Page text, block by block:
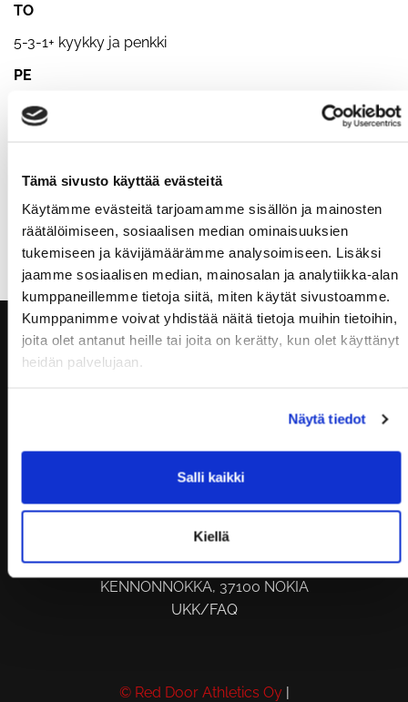
Tämä sivusto käyttää evästeitä
Käytämme evästeitä tarjoamamme sisällön ja mainosten
räätälöimiseen, sosiaalisen median ominaisuuksien
tukemiseen ja kävijämäärämme analysoimiseen. Lisäksi
jaamme sosiaalisen median, mainosalan ja analytiikka-alan
kumppaneillemme tietoja siitä, miten käytät sivustoamme.
Kumppanimme voivat yhdistää näitä tietoja muihin tietoihin,
joita olet antanut heille tai joita on kerätty, kun olet käyttänyt
heidän palvelujaan.
Näytä tiedot
Salli kaikki
Kiellä
TO
5-3-1+ kyykky ja penkki
PE
Itsenäisyyspäivän vastaanotto
10.00 toiminnallista voimailua + hikoilua
SU
18.00 kehonpaino 90min
KUNTOSALI | TANHUANKATU 2, 37100
NOKIA
SUP-LAUTAVUOKRAAMO |
KENNONNOKKA, 37100 NOKIA
UKK/FAQ
© Red Door Athletics Oy|